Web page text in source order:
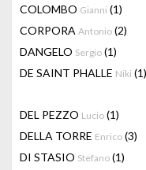
COLOMBO Gianni (1)
CORPORA Antonio (2)
DANGELO Sergio (1)
DE SAINT PHALLE Niki (1)
DEL PEZZO Lucio (1)
DELLA TORRE Enrico (3)
DI STASIO Stefano (1)